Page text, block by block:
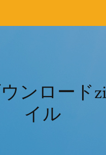
ンロード
イル